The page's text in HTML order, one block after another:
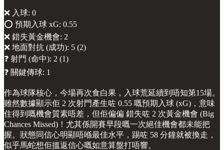
❌ 入球: 0
⭕️ 預期入球 xG: 0.55
❌ 錯失黃金機會: 2
❌ 地面對抗 (成功): 5 (2)
❓ 射門 (命中): 2 (1)
❓ 關鍵傳球: 1
作為球隊核心，今場再次食白果，入球荒延續到唔知第15場。
雖然數據顯示佢 2 次射門產生咗 0.55 嘅預期入球 (xG)，意味
住得到嘅機會質素唔差，但佢偏偏 錯失咗 2 次黃金機會 (Big
Chances Missed)！尤其係開賽早段嘅一次絕佳機會都未能把
握。狀態同信心明顯唔喺最佳水平，踢咗 58 分鐘就被換走，
似乎馬蛇想佢搵返信心嘅如意算盤打唔響。